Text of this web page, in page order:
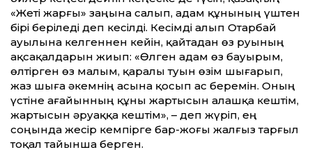
«Жеті жарғы» заңына салып, адам құнының үштен
бірі беріледі деп кесілді. Кесімді алып Отарбай
ауылына келгеннен кейін, қайтадан өз руының
ақсақалдарын жиып: «Өлген адам өз бауырым,
өлтірген өз малым, қаралы туын өзім шығарып,
жаз шыға әкемнің асына қосып ас беремін. Оның
үстіне ағайынның құны жартысын алашқа кештім,
жартысын әруаққа кештім», – деп жүріп, ең
соңында жесір кемпірге бар-жоғы жалғыз тарғыл
тоқал тайынша берген.